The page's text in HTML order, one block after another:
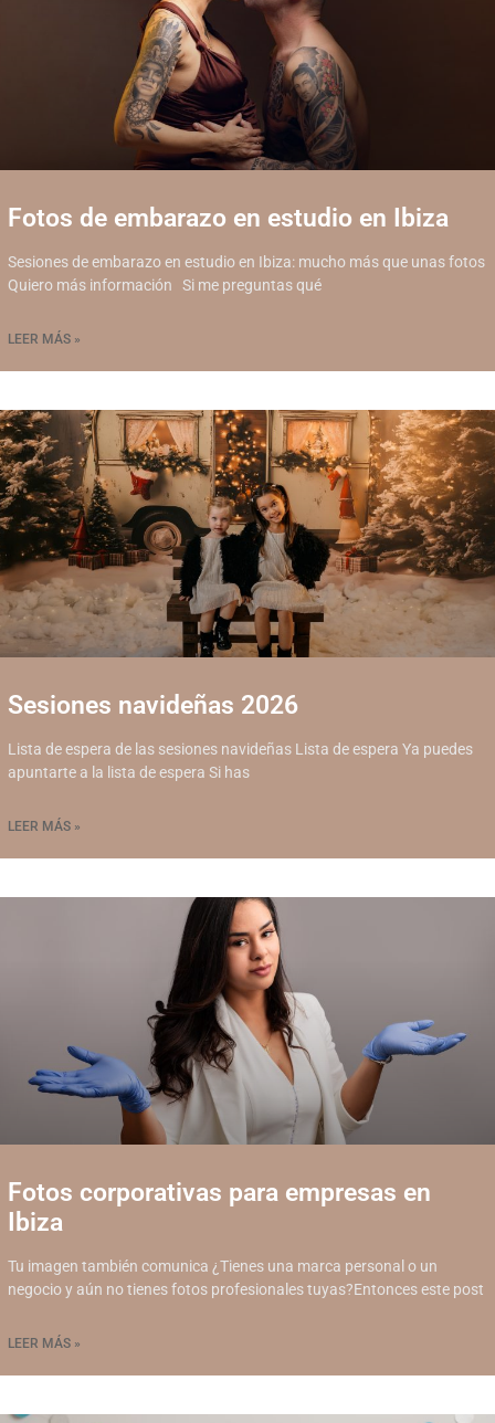
Fotos de embarazo en estudio en Ibiza
Sesiones de embarazo en estudio en Ibiza: mucho más que unas fotos
Quiero más información Si me preguntas qué
LEER MÁS »
Sesiones navideñas 2026
Lista de espera de las sesiones navideñas Lista de espera Ya puedes
apuntarte a la lista de espera Si has
LEER MÁS »
Fotos corporativas para empresas en
Ibiza
Tu imagen también comunica ¿Tienes una marca personal o un
negocio y aún no tienes fotos profesionales tuyas?Entonces este post
LEER MÁS »